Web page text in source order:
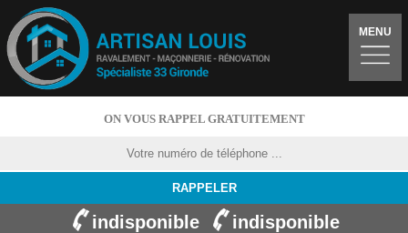
MENU
ON VOUS RAPPEL GRATUITEMENT
indisponible indisponible